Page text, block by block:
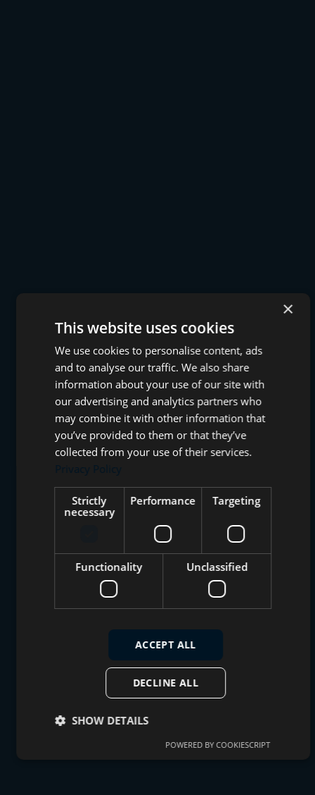
×
This website uses cookies
We use cookies to personalise content, ads
and to analyse our traffic. We also share
information about your use of our site with
our advertising and analytics partners who
may combine it with other information that
you’ve provided to them or that they’ve
collected from your use of their services.
Privacy Policy
Strictly
necessary
Performance Targeting
Functionality Unclassified
ACCEPT ALL
DECLINE ALL
SHOW DETAILS
POWERED BY COOKIESCRIPT